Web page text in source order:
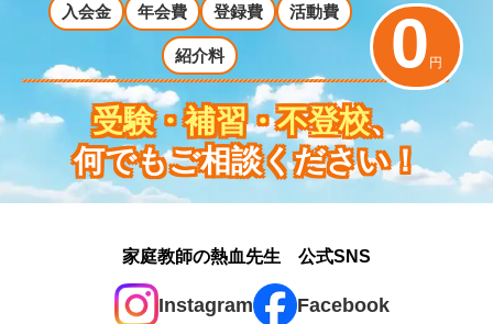
入会金 年会費 登録費 活動費
紹介料 0 円
受験・補習・不登校、
何でもご相談ください！
家庭教師の熱血先生 公式SNS
Instagram Facebook